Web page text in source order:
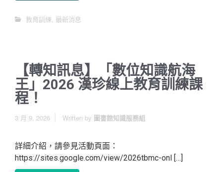
教育訓練, 最新消息
【轉知訊息】「數位知識航海
王」2026 漢珍線上教育訓練課
程！
3 月 9, 2026 Written by 圖書館知識服務組
詳細介紹，請參見活動頁面：
https://sites.google.com/view/2026tbmc-onl […]